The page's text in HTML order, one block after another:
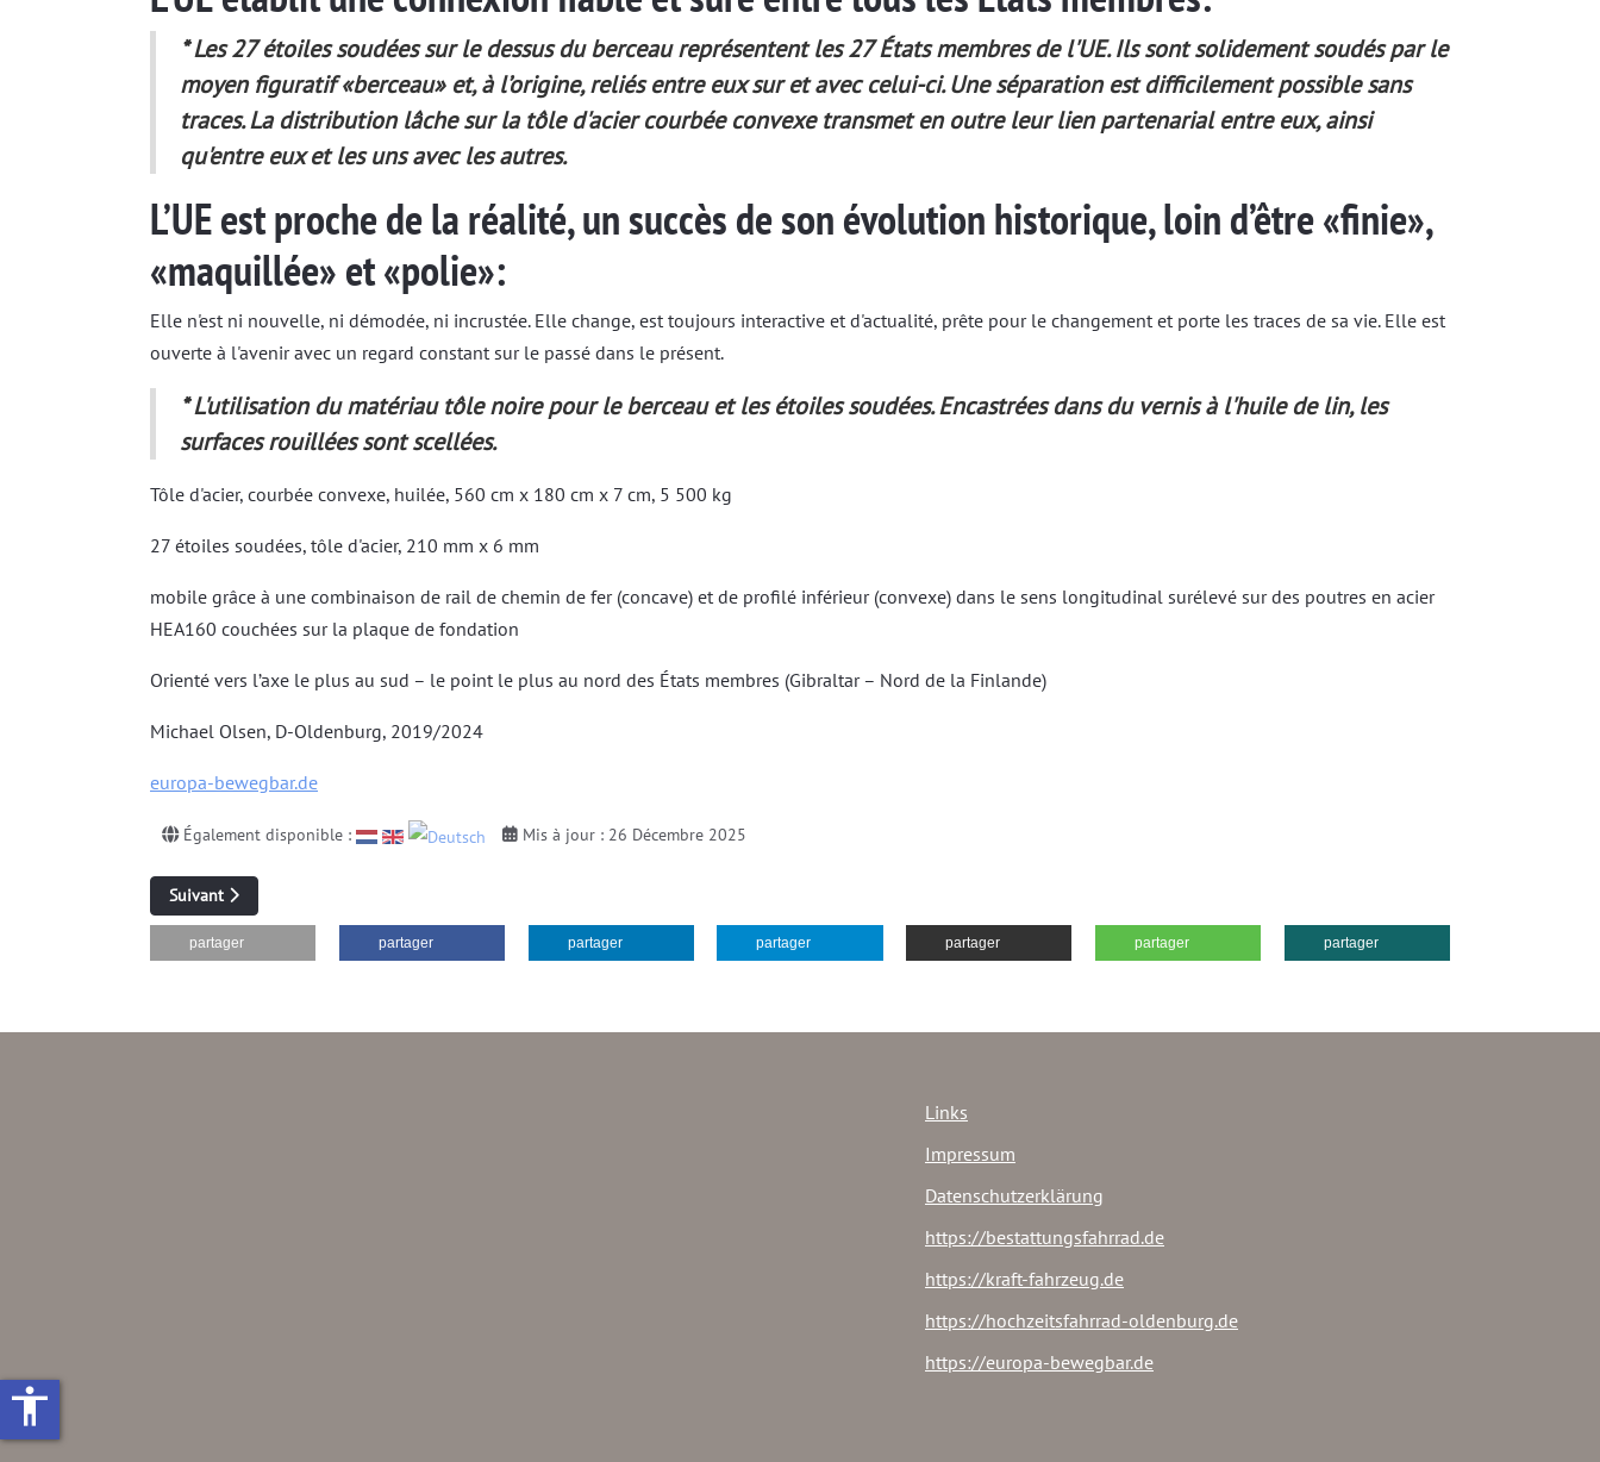
* Les 27 étoiles soudées sur le dessus du berceau représentent les 27 États membres de l'UE. Ils sont solidement soudés par le
moyen figuratif «berceau» et, à l’origine, reliés entre eux sur et avec celui-ci. Une séparation est difficilement possible sans
traces. La distribution lâche sur la tôle d'acier courbée convexe transmet en outre leur lien partenarial entre eux, ainsi
qu'entre eux et les uns avec les autres.
L’UE est proche de la réalité, un succès de son évolution historique, loin d’être «finie»,
«maquillée» et «polie»:
Elle n'est ni nouvelle, ni démodée, ni incrustée. Elle change, est toujours interactive et d'actualité, prête pour le changement et porte les traces de sa vie. Elle est
ouverte à l'avenir avec un regard constant sur le passé dans le présent.
* L'utilisation du matériau tôle noire pour le berceau et les étoiles soudées. Encastrées dans du vernis à l'huile de lin, les
surfaces rouillées sont scellées.
Tôle d'acier, courbée convexe, huilée, 560 cm x 180 cm x 7 cm, 5 500 kg
27 étoiles soudées, tôle d'acier, 210 mm x 6 mm
mobile grâce à une combinaison de rail de chemin de fer (concave) et de profilé inférieur (convexe) dans le sens longitudinal surélevé sur des poutres en acier
HEA160 couchées sur la plaque de fondation
Orienté vers l’axe le plus au sud – le point le plus au nord des États membres (Gibraltar – Nord de la Finlande)
Michael Olsen, D-Oldenburg, 2019/2024
europa-bewegbar.de
Également disponible : Mis à jour : 26 Décembre 2025
Article suivant : Le vélo de mariage d'Oldenburg
Suivant
partager partager partager partager partager partager partager
Links
Impressum
Datenschutzerklärung
https://bestattungsfahrrad.de
https://kraft-fahrzeug.de
https://hochzeitsfahrrad-oldenburg.de
https://europa-bewegbar.de
accessibility